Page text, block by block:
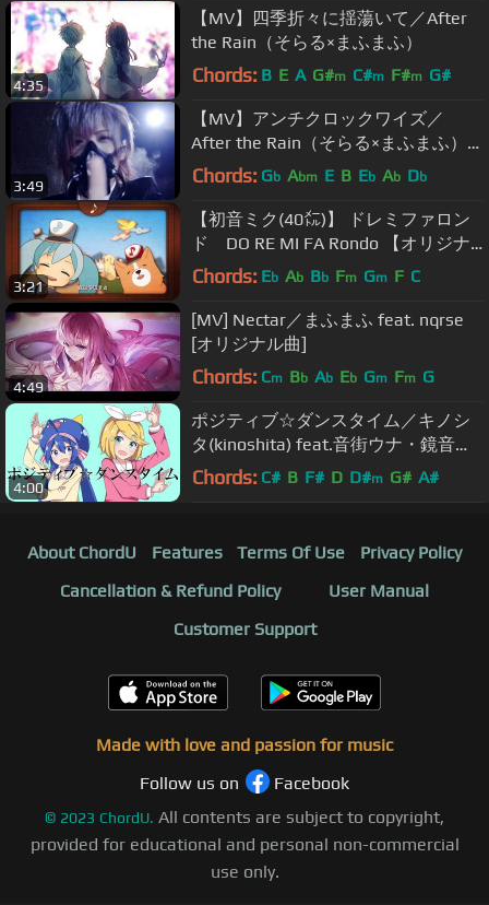
4:35
【MV】四季折々に揺蕩いて／After
the Rain（そらる×まふまふ）
Chords: B E A G#m C#m F#m G#
3:49
【MV】アンチクロックワイズ／
After the Rain（そらる×まふまふ）
【クロックワーク・プラネットED】
Chords: Gb Abm E B Eb Ab Db
3:21
【初音ミク(40㍍)】 ドレミファロン
ド DO RE MI FA Rondo 【オリジナ
ルPV】
Chords: Eb Ab Bb Fm Gm F C
4:49
[MV] Nectar／まふまふ feat. nqrse
[オリジナル曲]
Chords: Cm Bb Ab Eb Gm Fm G
4:00
ポジティブ☆ダンスタイム／キノシ
タ(kinoshita) feat.音街ウナ・鏡音リ
ン／Positive☆Dance Time
Chords: C# B F# D D#m G# A#
About ChordU Features Terms Of Use
Privacy Policy
Cancellation & Refund Policy
User Manual
Customer Support
Made with love and passion for music
Follow us on
Facebook
© 2023 ChordU. All contents are subject to copyright,
provided for educational and personal non-commercial
use only.